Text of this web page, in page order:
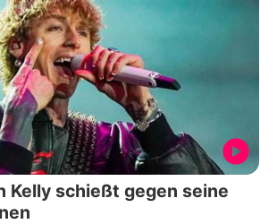
Kelly schießt gegen seine